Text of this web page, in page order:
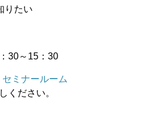
りたい
30～15：30
ミナールーム
ださい。